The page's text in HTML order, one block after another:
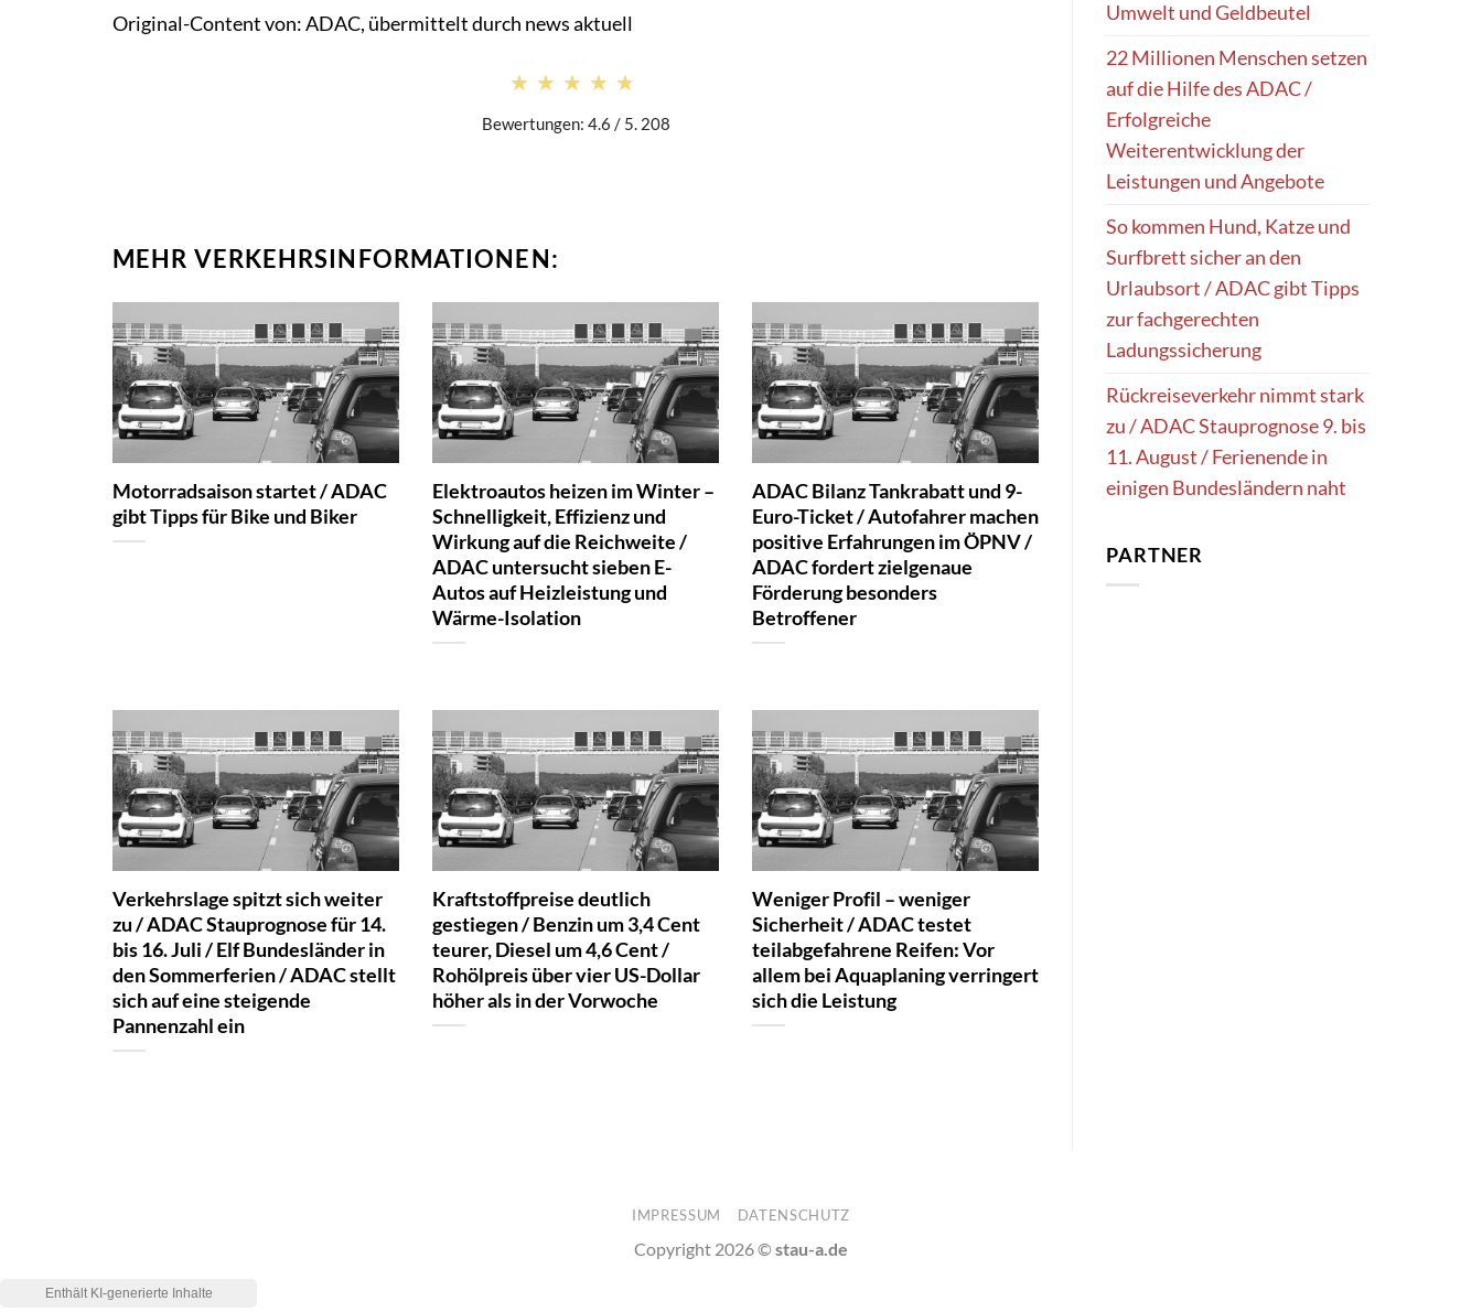
Original-Content von: ADAC, übermittelt durch news aktuell
★★★★★
★★★★★
Bewertungen: 4.6 / 5. 208
MEHR VERKEHRSINFORMATIONEN:
Motorradsaison startet / ADAC
gibt Tipps für Bike und Biker
Elektroautos heizen im Winter –
Schnelligkeit, Effizienz und
Wirkung auf die Reichweite /
ADAC untersucht sieben E-
Autos auf Heizleistung und
Wärme-Isolation
ADAC Bilanz Tankrabatt und 9-
Euro-Ticket / Autofahrer machen
positive Erfahrungen im ÖPNV /
ADAC fordert zielgenaue
Förderung besonders
Betroffener
Verkehrslage spitzt sich weiter
zu / ADAC Stauprognose für 14.
bis 16. Juli / Elf Bundesländer in
den Sommerferien / ADAC stellt
sich auf eine steigende
Pannenzahl ein
Kraftstoffpreise deutlich
gestiegen / Benzin um 3,4 Cent
teurer, Diesel um 4,6 Cent /
Rohölpreis über vier US-Dollar
höher als in der Vorwoche
Weniger Profil – weniger
Sicherheit / ADAC testet
teilabgefahrene Reifen: Vor
allem bei Aquaplaning verringert
sich die Leistung
Umwelt und Geldbeutel
22 Millionen Menschen setzen
auf die Hilfe des ADAC /
Erfolgreiche
Weiterentwicklung der
Leistungen und Angebote
So kommen Hund, Katze und
Surfbrett sicher an den
Urlaubsort / ADAC gibt Tipps
zur fachgerechten
Ladungssicherung
Rückreiseverkehr nimmt stark
zu / ADAC Stauprognose 9. bis
11. August / Ferienende in
einigen Bundesländern naht
PARTNER
IMPRESSUM DATENSCHUTZ
Copyright 2026 ©stau-a.de